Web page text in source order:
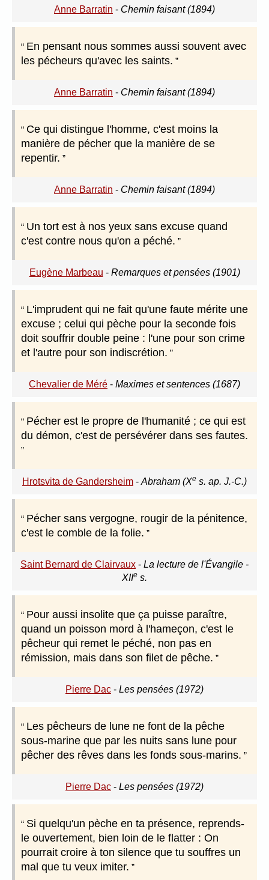
Anne Barratin - Chemin faisant (1894)
En pensant nous sommes aussi souvent avec
les pécheurs qu'avec les saints.
Anne Barratin - Chemin faisant (1894)
Ce qui distingue l'homme, c'est moins la
manière de pécher que la manière de se
repentir.
Anne Barratin - Chemin faisant (1894)
Un tort est à nos yeux sans excuse quand
c'est contre nous qu'on a péché.
Eugène Marbeau - Remarques et pensées (1901)
L'imprudent qui ne fait qu'une faute mérite une
excuse ; celui qui pèche pour la seconde fois
doit souffrir double peine : l'une pour son crime
et l'autre pour son indiscrétion.
Chevalier de Méré - Maximes et sentences (1687)
Pécher est le propre de l'humanité ; ce qui est
du démon, c'est de persévérer dans ses fautes.
Hrotsvita de Gandersheim - Abraham (Xe s. ap. J.-C.)
Pécher sans vergogne, rougir de la pénitence,
c'est le comble de la folie.
Saint Bernard de Clairvaux - La lecture de l'Évangile -
XIIe s.
Pour aussi insolite que ça puisse paraître,
quand un poisson mord à l'hameçon, c'est le
pêcheur qui remet le péché, non pas en
rémission, mais dans son filet de pêche.
Pierre Dac - Les pensées (1972)
Les pêcheurs de lune ne font de la pêche
sous-marine que par les nuits sans lune pour
pêcher des rêves dans les fonds sous-marins.
Pierre Dac - Les pensées (1972)
Si quelqu'un pèche en ta présence, reprends-
le ouvertement, bien loin de le flatter : On
pourrait croire à ton silence que tu souffres un
mal que tu veux imiter.